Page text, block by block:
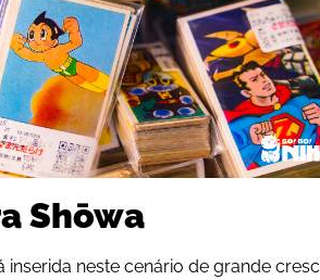
Shōwa
inserida neste cenário de grande